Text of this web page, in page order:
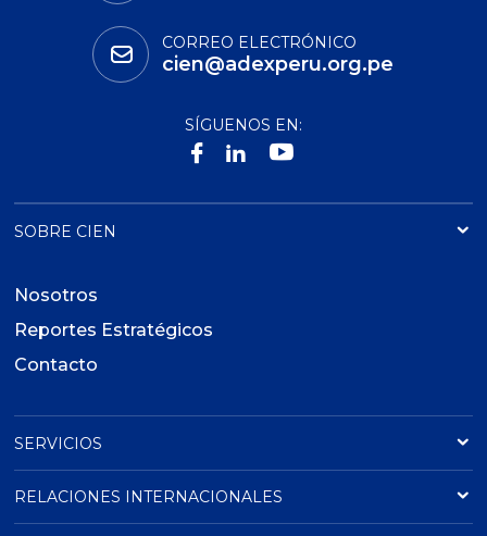
CORREO ELECTRÓNICO
cien@adexperu.org.pe
SÍGUENOS EN:
SOBRE CIEN
Nosotros
Reportes Estratégicos
Contacto
SERVICIOS
RELACIONES INTERNACIONALES